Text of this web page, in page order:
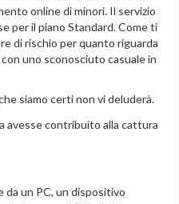
online di minori. Il servizio
per il piano Standard. Come ti
di rischio per quanto riguarda
uno sconosciuto casuale in
siamo certi non vi deluderà.
avesse contribuito alla cattura
da un PC, un dispositivo